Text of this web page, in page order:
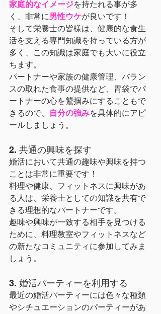
家庭的なイメージを持たれる事が多
く、非常に男性ウケが良いです！
そして栄養士の皆様は、健康的な食生
活を支える専門知識を持っている方が
多く、この知識は家庭でも大いに役立
ちます。
パートナーや家族の健康管理、バラン
スの取れた食事の提供など、胃袋でパ
ートナーの心を鷲掴みにすることもで
きるので、
自分の強みを具体的にアピ
ールしましょう。
2. 共通の興味を探す
婚活において共通の趣味や興味を持つ
ことは非常に重要です！
料理や健康、フィットネスに興味があ
る人は、栄養士としての知識を共有で
きる理想的なパートナーです。
趣味や興味が一致する相手を見つける
ために、料理教室やフィットネスなど
の新たなコミュニティに参加してみま
しょう。
3. 婚活パーティーを利用する
最近の婚活パーティーには色々な種類
やシチュエーションのパーティーがあ